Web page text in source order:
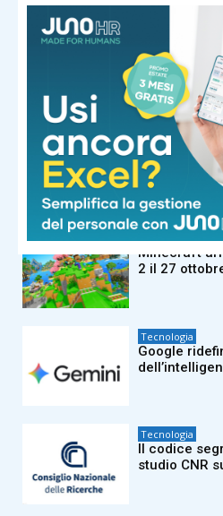
Grand Theft
Netflix
Tecnologia
Just Eat
vocale con IA
Tecnologia
Minecraft
2 il 27
Tecnologia
Google
Tecnologia
Il codice
studio CNR